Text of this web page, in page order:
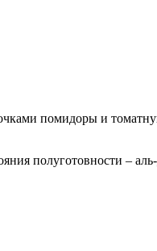
помидоры и
полуготовности –